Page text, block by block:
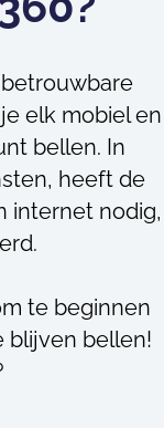
elk mobiel en
bellen. In
heeft de
internet nodig,
te beginnen
blijven bellen!